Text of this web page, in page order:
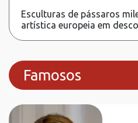
Esculturas de pássaros
artística europeia em
Famosos